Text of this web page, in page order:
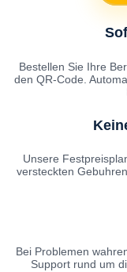
Bestellen Sie Ihre
den QR-Code.
Unsere
versteckten
Bei Problemen
Support rund um